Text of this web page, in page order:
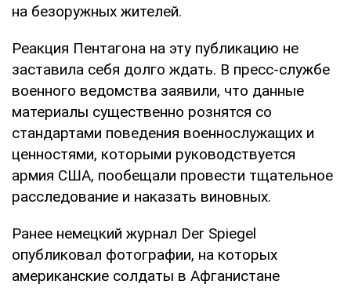
на безоружных жителей.
Реакция Пентагона на эту публикацию не
заставила себя долго ждать. В пресс-службе
военного ведомства заявили, что данные
материалы существенно рознятся со
стандартами поведения военнослужащих и
ценностями, которыми руководствуется
армия США, пообещали провести тщательное
расследование и наказать виновных.
Ранее немецкий журнал Der Spiegel
опубликовал фотографии, на которых
американские солдаты в Афганистане